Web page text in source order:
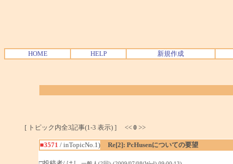
HOME HELP 新規作成
[ トピック内全3記事(1-3 表示) ] << 0 >>
■3571 / inTopicNo.1)
Re[2]: PcHusenについての要望